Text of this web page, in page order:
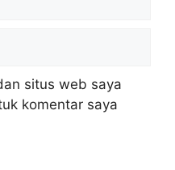
situs web saya
komentar saya